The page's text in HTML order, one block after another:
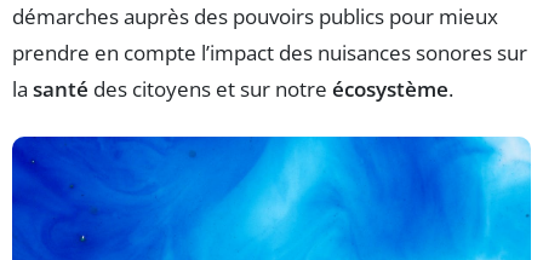
démarches auprès des pouvoirs publics pour mieux
prendre en compte l’impact des nuisances sonores sur
la santé des citoyens et sur notre écosystème.